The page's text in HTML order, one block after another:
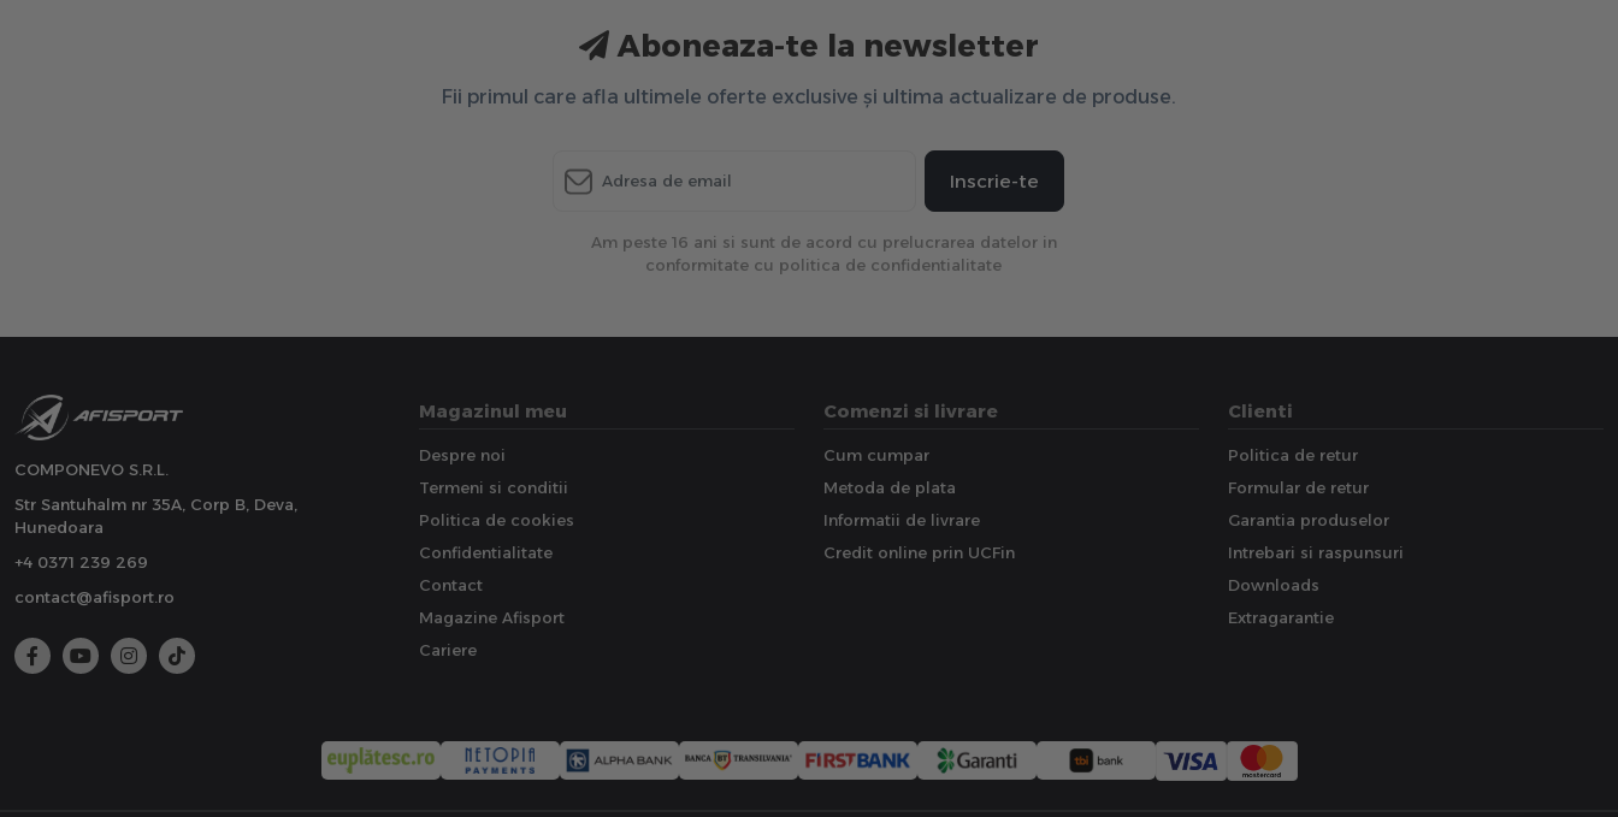
Aboneaza-te la newsletter
Fii primul care afla ultimele oferte exclusive și ultima actualizare de produse.
Inscrie-te
Am peste 16 ani si sunt de acord cu prelucrarea datelor in
conformitate cu politica de confidentialitate
COMPONEVO S.R.L.
Str Santuhalm nr 35A, Corp B, Deva,
Hunedoara
+4 0371 239 269
contact@afisport.ro
Magazinul meu
Despre noi
Termeni si conditii
Politica de cookies
Confidentialitate
Contact
Magazine Afisport
Cariere
Comenzi si livrare
Cum cumpar
Metoda de plata
Informatii de livrare
Credit online prin UCFin
Clienti
Politica de retur
Formular de retur
Garantia produselor
Intrebari si raspunsuri
Downloads
Extragarantie